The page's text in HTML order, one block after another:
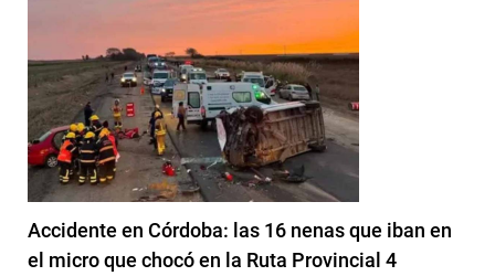
Accidente en Córdoba: las 16 nenas que iban en
el micro que chocó en la Ruta Provincial 4